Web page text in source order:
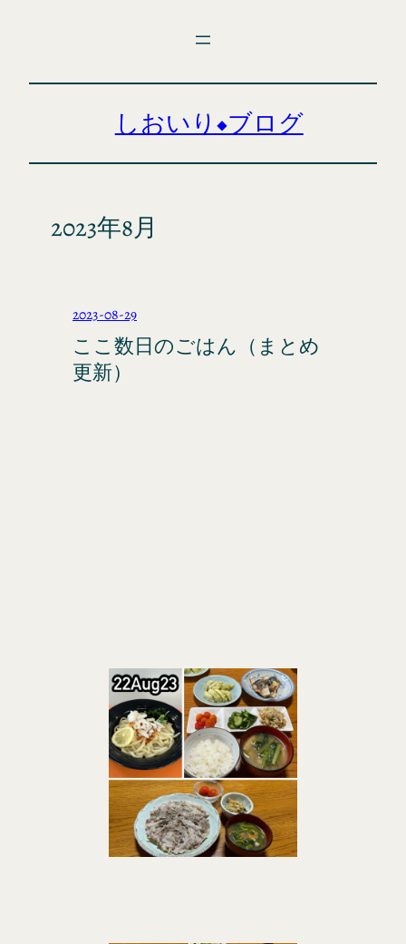
しおいり◆ブログ
2023年8月
2023-08-29
ここ数日のごはん（まとめ
更新）